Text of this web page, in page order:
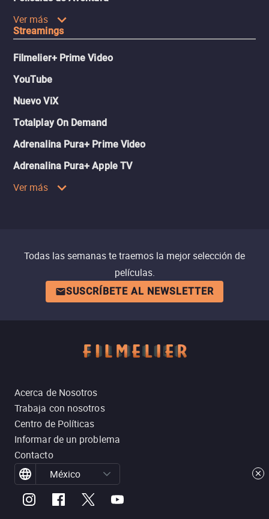
Ver más
Streamings
Filmelier+ Prime Video
YouTube
Nuevo ViX
Totalplay On Demand
Adrenalina Pura+ Prime Video
Adrenalina Pura+ Apple TV
Ver más
Todas las semanas te traemos la mejor selección de
películas.
SUSCRÍBETE AL NEWSLETTER
Acerca de Nosotros
Trabaja con nosotros
Centro de Políticas
Informar de un problema
Contacto
México